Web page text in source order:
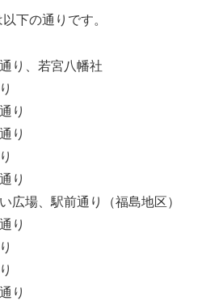
下の通りです。
り、若宮八幡社
り
り
り
場、駅前通り（福島地区）
り
り